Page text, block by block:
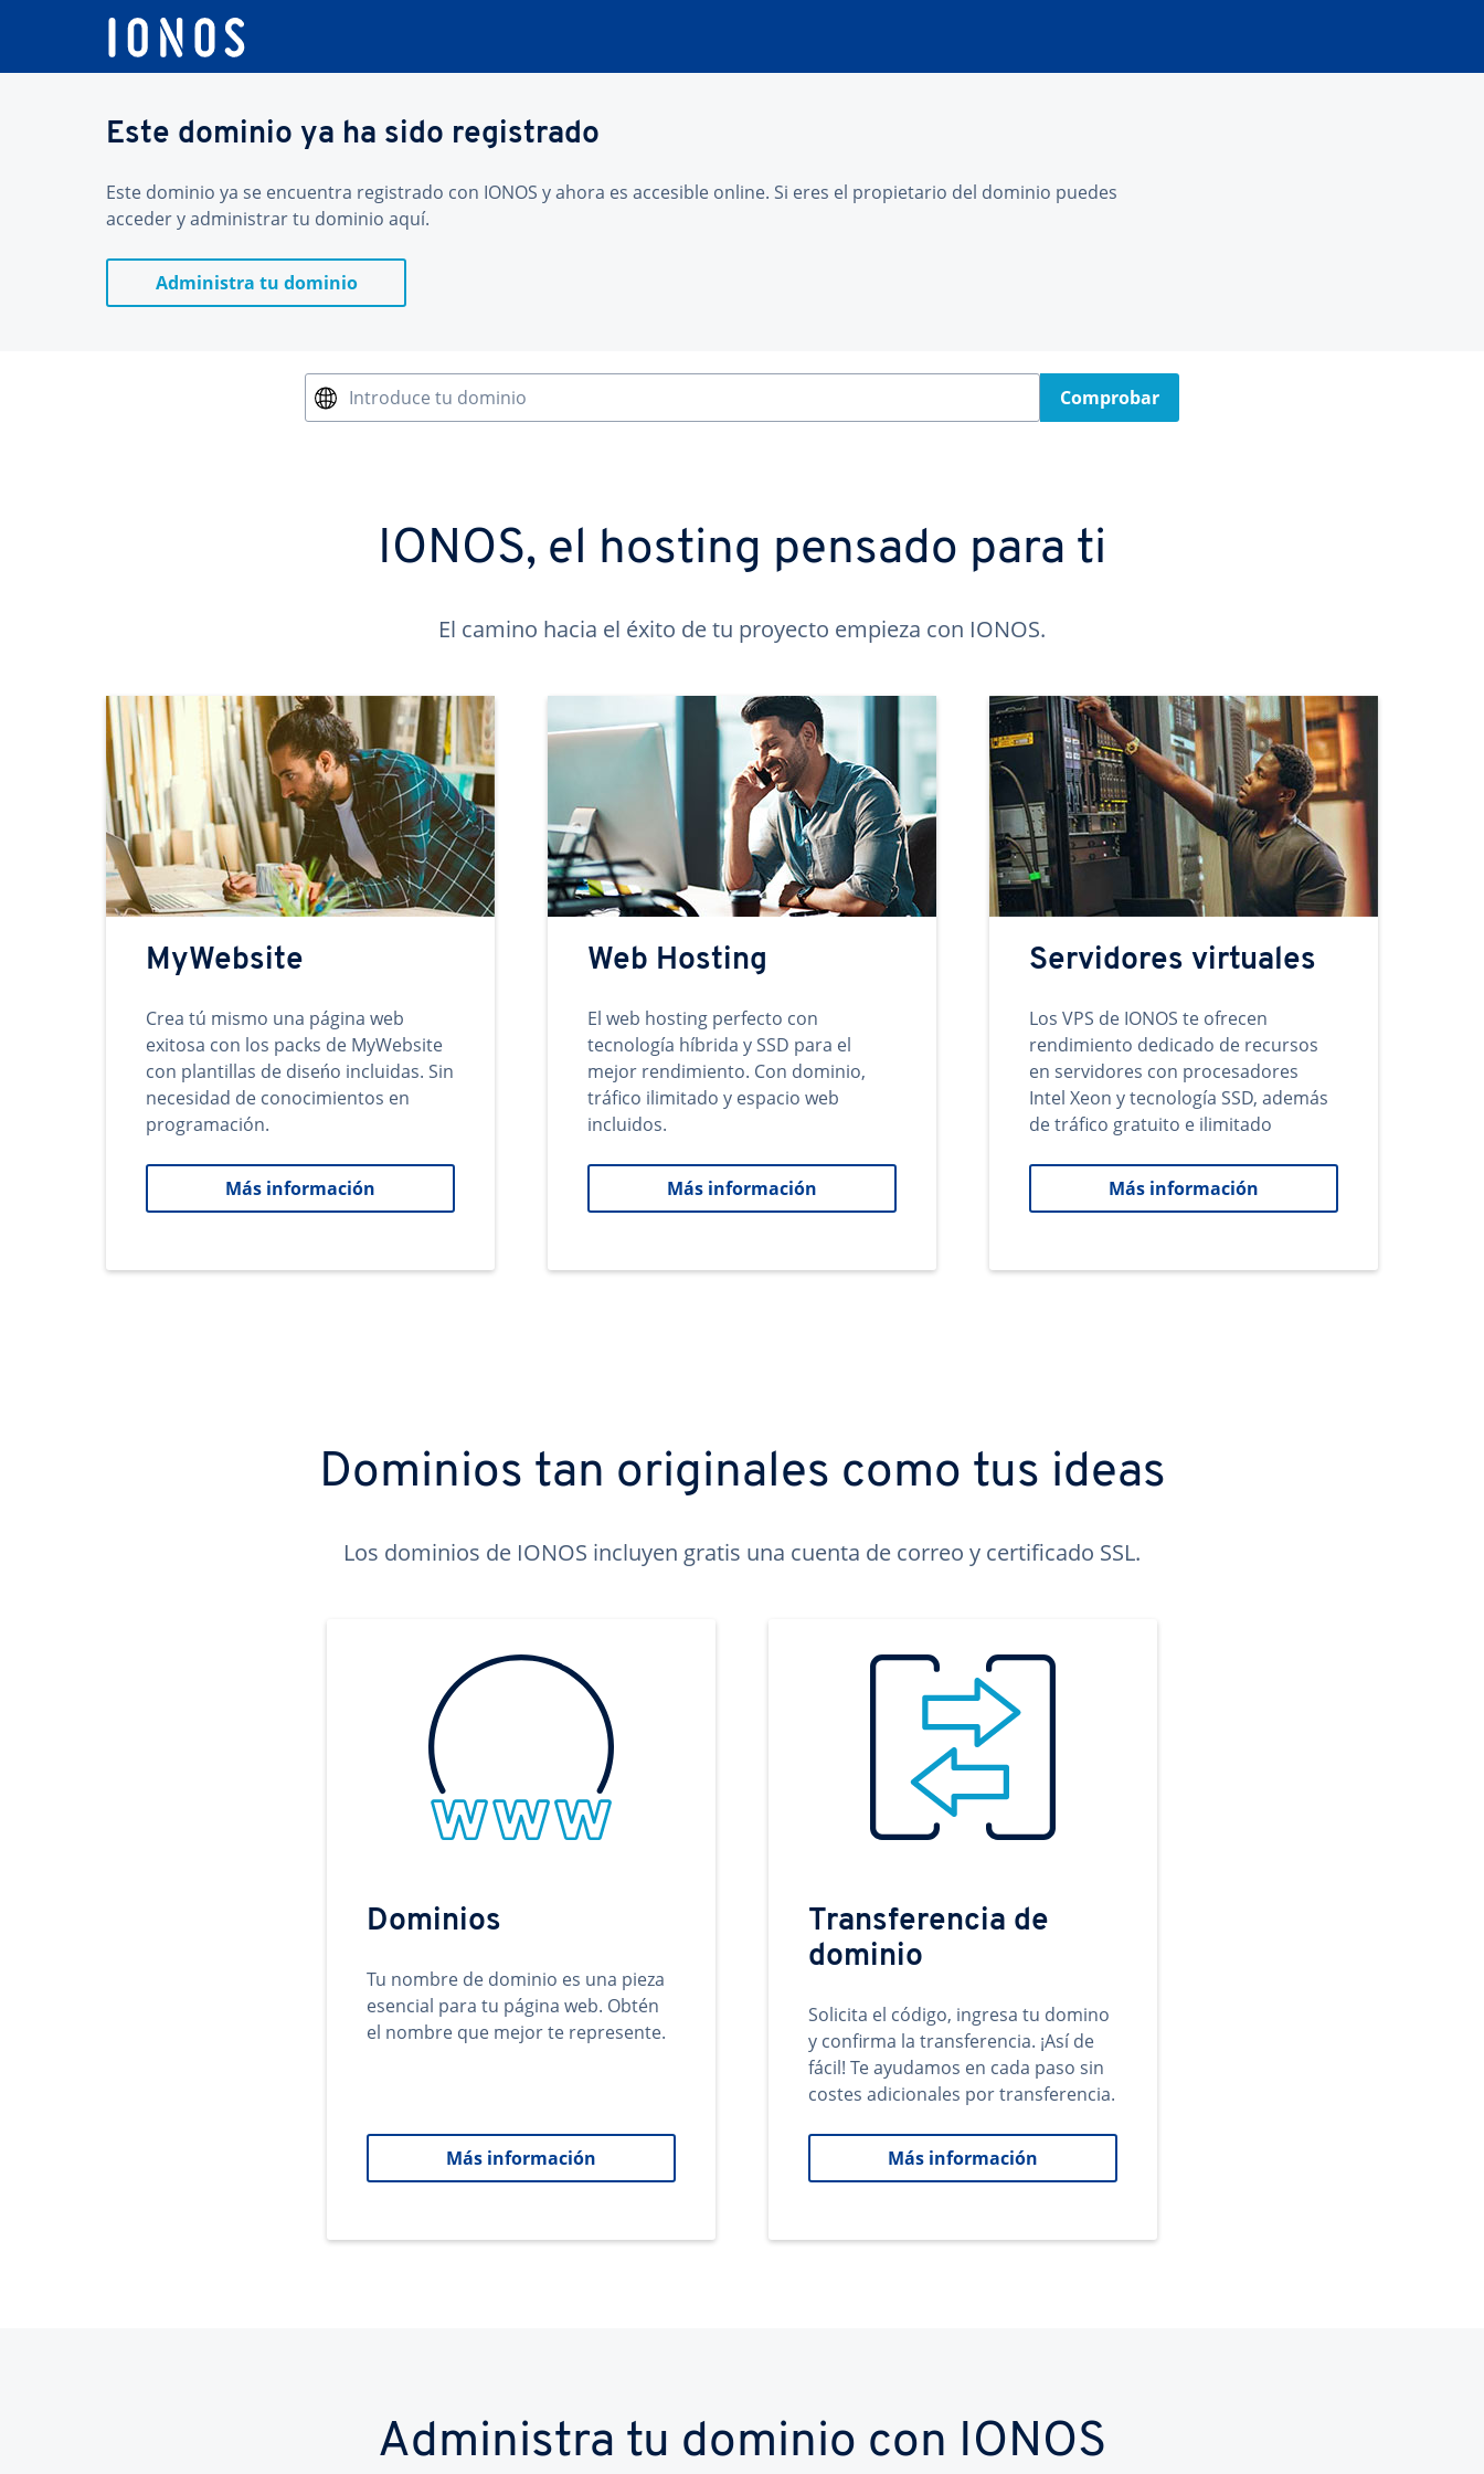
Este dominio ya ha sido registrado
Este dominio ya se encuentra registrado con IONOS y ahora es accesible online. Si eres el propietario del dominio puedes
acceder y administrar tu dominio aquí.
Administra tu dominio
Introduce tu dominio Comprobar
IONOS, el hosting pensado para ti
El camino hacia el éxito de tu proyecto empieza con IONOS.
MyWebsite
Crea tú mismo una página web
exitosa con los packs de MyWebsite
con plantillas de diseńo incluidas. Sin
necesidad de conocimientos en
programación.
Más información
Web Hosting
El web hosting perfecto con
tecnología híbrida y SSD para el
mejor rendimiento. Con dominio,
tráfico ilimitado y espacio web
incluidos.
Más información
Servidores virtuales
Los VPS de IONOS te ofrecen
rendimiento dedicado de recursos
en servidores con procesadores
Intel Xeon y tecnología SSD, además
de tráfico gratuito e ilimitado
Más información
Dominios tan originales como tus ideas
Los dominios de IONOS incluyen gratis una cuenta de correo y certificado SSL.
Dominios
Tu nombre de dominio es una pieza
esencial para tu página web. Obtén
el nombre que mejor te represente.
Más información
Transferencia de
dominio
Solicita el código, ingresa tu domino
y confirma la transferencia. ¡Así de
fácil! Te ayudamos en cada paso sin
costes adicionales por transferencia.
Más información
Administra tu dominio con IONOS